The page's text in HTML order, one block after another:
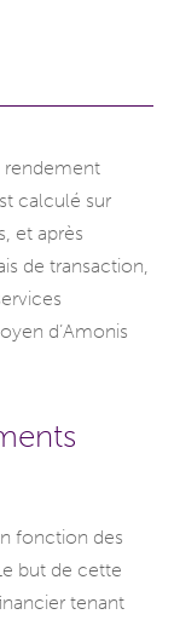
rendement
calculé sur
et après
de transaction,
d’Amonis
fonction des
but de cette
tenant